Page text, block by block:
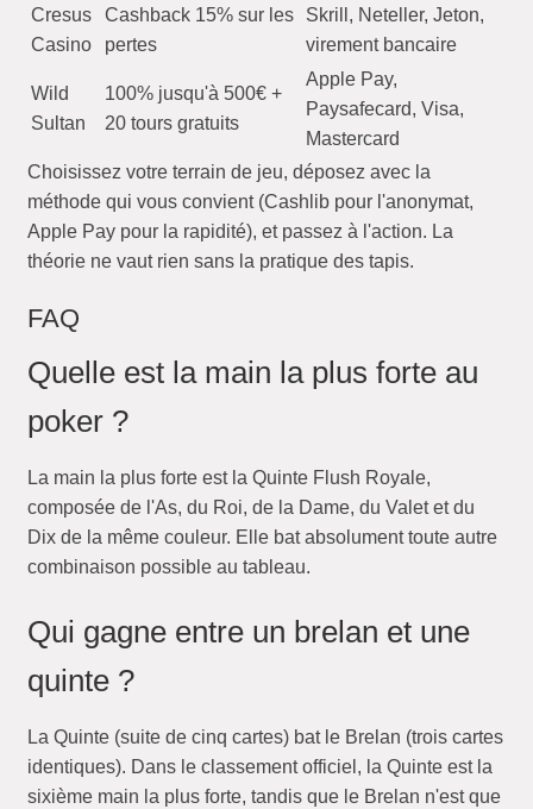
Cresus
Casino
Cashback 15% sur les
pertes
Skrill, Neteller, Jeton,
virement bancaire
Wild
Sultan
100% jusqu'à 500€ +
20 tours gratuits
Apple Pay,
Paysafecard, Visa,
Mastercard
Choisissez votre terrain de jeu, déposez avec la
méthode qui vous convient (Cashlib pour l'anonymat,
Apple Pay pour la rapidité), et passez à l'action. La
théorie ne vaut rien sans la pratique des tapis.
FAQ
Quelle est la main la plus forte au
poker ?
La main la plus forte est la Quinte Flush Royale,
composée de l'As, du Roi, de la Dame, du Valet et du
Dix de la même couleur. Elle bat absolument toute autre
combinaison possible au tableau.
Qui gagne entre un brelan et une
quinte ?
La Quinte (suite de cinq cartes) bat le Brelan (trois cartes
identiques). Dans le classement officiel, la Quinte est la
sixième main la plus forte, tandis que le Brelan n'est que